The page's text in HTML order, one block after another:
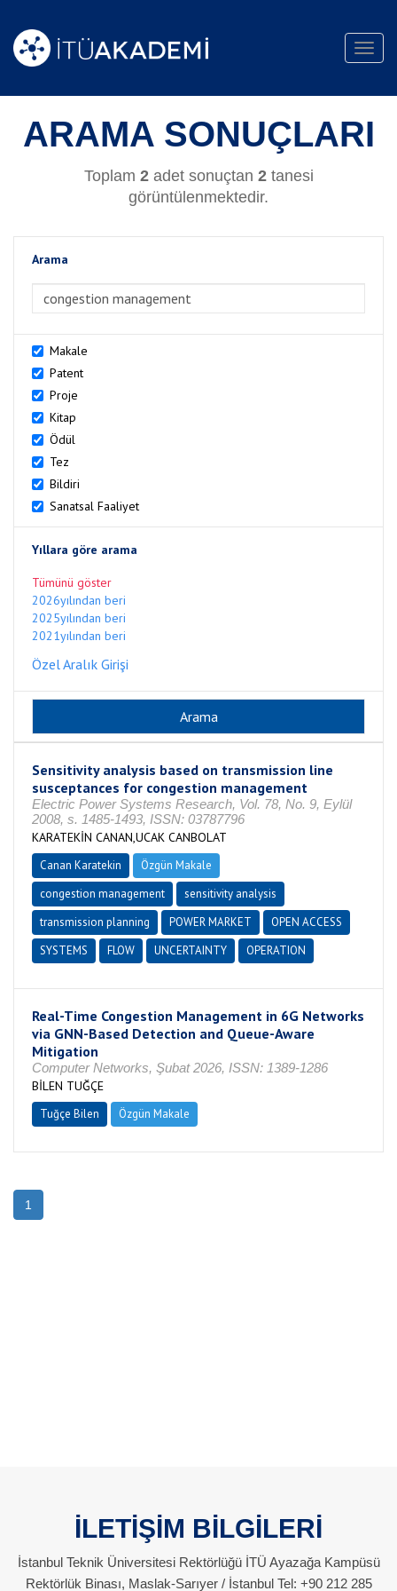
ARAMA SONUÇLARI
Toplam 2adet sonuçtan 2tanesi
görüntülenmektedir.
Arama
Makale
Patent
Proje
Kitap
Ödül
Tez
Bildiri
Sanatsal Faaliyet
Yıllara göre arama
Tümünü göster
2026yılından beri
2025yılından beri
2021yılından beri
Özel Aralık Girişi
Sensitivity analysis based on transmission line
susceptances for congestion management
Electric Power Systems Research, Vol. 78, No. 9, Eylül
2008, s. 1485-1493, ISSN: 03787796
KARATEKİN CANAN,UCAK CANBOLAT
Canan Karatekin
Özgün Makale
congestion management
sensitivity analysis
transmission planning
POWER MARKET
OPEN ACCESS
SYSTEMS
FLOW UNCERTAINTY OPERATION
Real-Time Congestion Management in 6G Networks
via GNN-Based Detection and Queue-Aware
Mitigation
Computer Networks, Şubat 2026, ISSN: 1389-1286
BİLEN TUĞÇE
Tuğçe Bilen Özgün Makale
1
İLETİŞİM BİLGİLERİ
İstanbul Teknik Üniversitesi Rektörlüğü İTÜ Ayazağa Kampüsü
Rektörlük Binası, Maslak-Sarıyer / İstanbul Tel: +90 212 285